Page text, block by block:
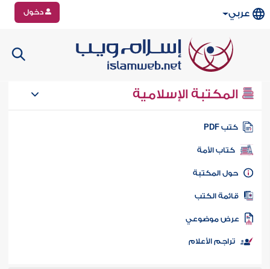
عربي دخول
المكتبة الإسلامية
كتب PDF
كتاب الأمة
المكتبة
الكتب
موضوعي